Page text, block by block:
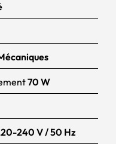
70 W
240 V / 50 Hz